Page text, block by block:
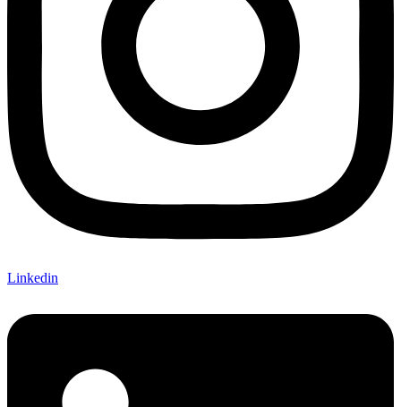
Linkedin